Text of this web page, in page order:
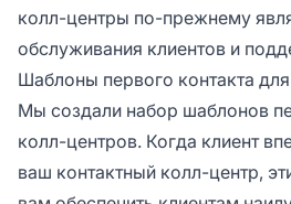
колл-центры по-прежнему
обслуживания клиентов и
Шаблоны первого контакта
Мы создали набор шаблонов
колл-центров. Когда клиент
ваш контактный колл-центр,